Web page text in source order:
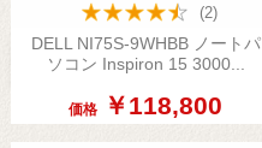
DELL NI75S-9WHBB ノートパ
ソコン Inspiron 15 3000...
価格 ￥118,800
(2)
簡易表示